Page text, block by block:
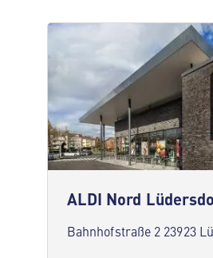
ALDI Nord
Bahnhofstraße 2 23923